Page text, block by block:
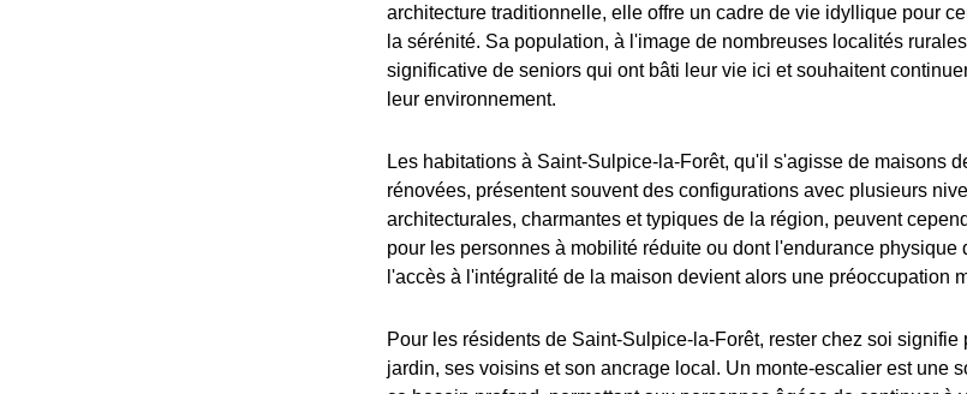
architecture traditionnelle, elle offre un cadre de vie idyllique pour
la sérénité. Sa population, à l'image de nombreuses localités
significative de seniors qui ont bâti leur vie ici et souhaitent
leur environnement.
Les habitations à Saint-Sulpice-la-Forêt, qu'il s'agisse de maisons
rénovées, présentent souvent des configurations avec plusieurs
architecturales, charmantes et typiques de la région, peuvent
pour les personnes à mobilité réduite ou dont l'endurance physique
l'accès à l'intégralité de la maison devient alors une préoccupation
Pour les résidents de Saint-Sulpice-la-Forêt, rester chez soi signifie
jardin, ses voisins et son ancrage local. Un monte-escalier est une